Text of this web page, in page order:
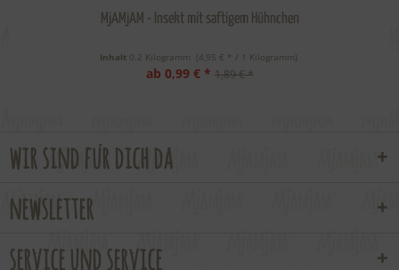
MjAMjAM - Insekt mit saftigem Hühnchen
Inhalt 0.2 Kilogramm (4,95 € * / 1 Kilogramm)
ab 0,99 € * 1,89 € *
wir sind für dich da
newsletter
service und service